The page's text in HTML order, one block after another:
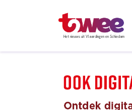
Het nieuws uit Vlaardingen en Schiedam